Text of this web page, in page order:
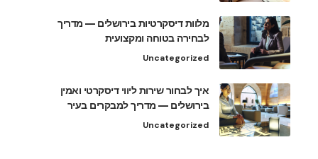
מלוות דיסקרטיות בירושלים — מדריך
לבחירה בטוחה ומקצועית
Uncategorized
איך לבחור שירות ליווי דיסקרטי ואמין
בירושלים — מדריך למבקרים בעיר
Uncategorized